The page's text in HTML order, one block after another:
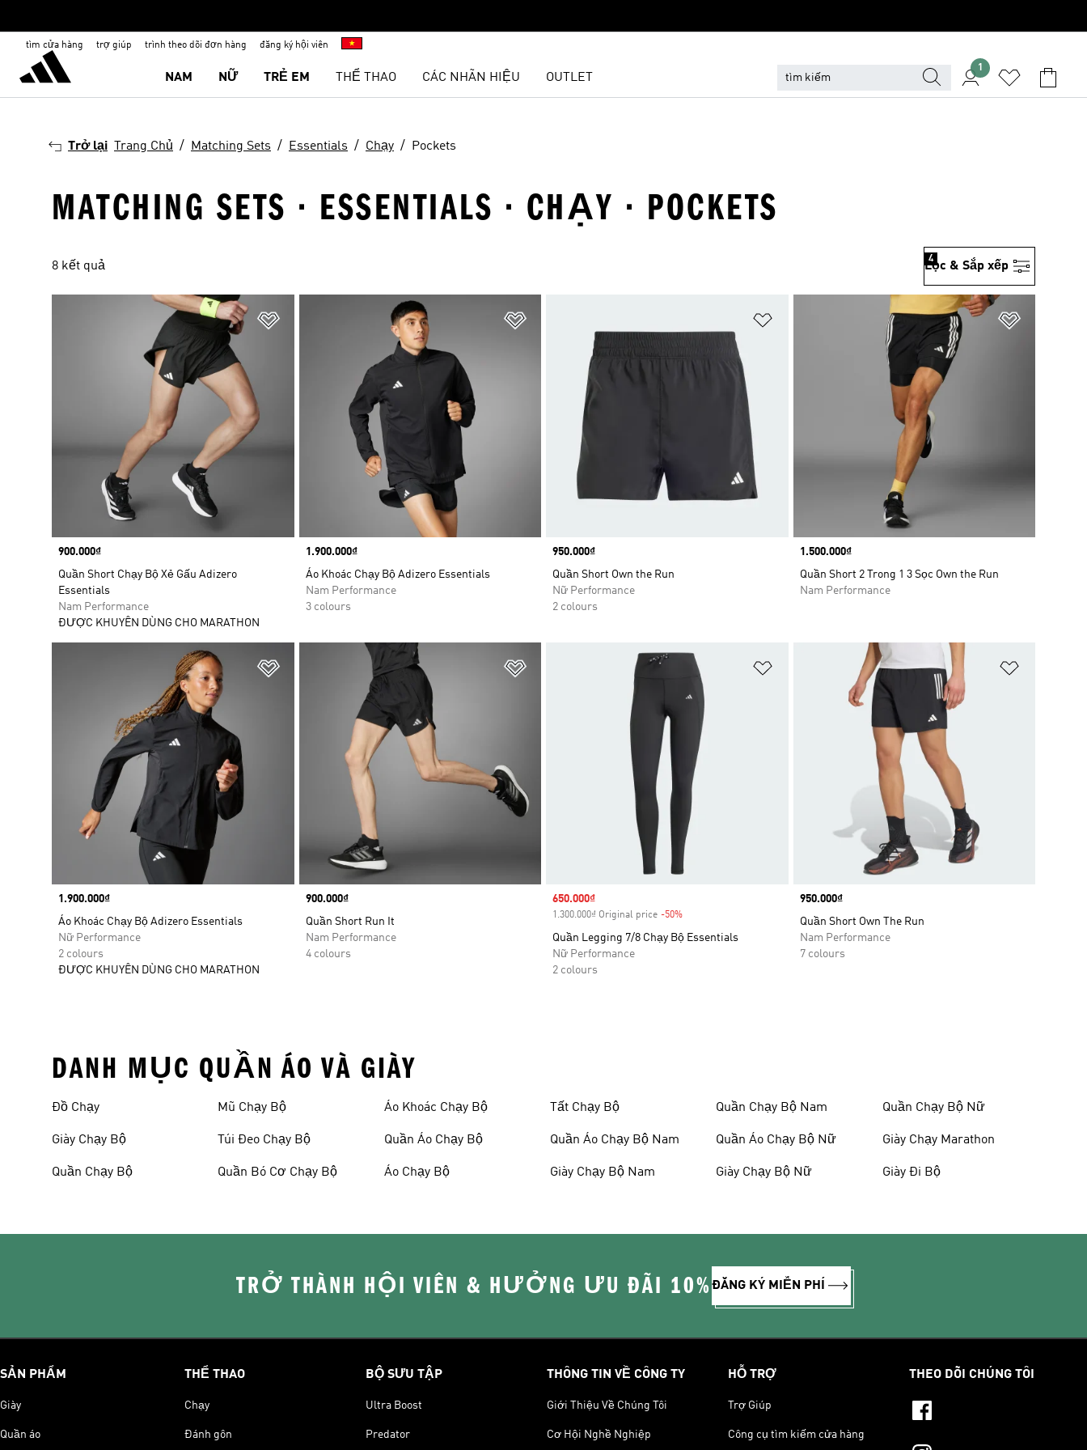
tìm cửa hàng trợ giúp trình theo dõi đơn hàng đăng ký hội viên
NAM NỮ TRẺ EM THỂ THAO CÁC NHÃN HIỆU OUTLET
1
Trở lại Trang Chủ Matching Sets Essentials Chạy Pockets
MATCHING SETS · ESSENTIALS · CHẠY · POCKETS
8 kết quả Lọc & Sắp xếp
4
Price
900.000₫
Quần Short Chạy Bộ Xẻ Gấu Adizero
Essentials
Nam Performance
ĐƯỢC KHUYÊN DÙNG CHO MARATHON
Price
1.900.000₫
Áo Khoác Chạy Bộ Adizero Essentials
Nam Performance
3 colours
Price
950.000₫
Quần Short Own the Run
Nữ Performance
2 colours
Price
1.500.000₫
Quần Short 2 Trong 1 3 Sọc Own the Run
Nam Performance
Price
1.900.000₫
Áo Khoác Chạy Bộ Adizero Essentials
Nữ Performance
2 colours
ĐƯỢC KHUYÊN DÙNG CHO MARATHON
Price
900.000₫
Quần Short Run It
Nam Performance
4 colours
Sale price
650.000₫
1.300.000₫ Original price -50%
Quần Legging 7/8 Chạy Bộ Essentials
Nữ Performance
2 colours
Price
950.000₫
Quần Short Own The Run
Nam Performance
7 colours
DANH MỤC QUẦN ÁO VÀ GIÀY
Đồ Chạy
Giày Chạy Bộ
Quần Chạy Bộ
Mũ Chạy Bộ
Túi Đeo Chạy Bộ
Quần Bó Cơ Chạy Bộ
Áo Khoác Chạy Bộ
Quần Áo Chạy Bộ
Áo Chạy Bộ
Tất Chạy Bộ
Quần Áo Chạy Bộ Nam
Giày Chạy Bộ Nam
Quần Chạy Bộ Nam
Quần Áo Chạy Bộ Nữ
Giày Chạy Bộ Nữ
Quần Chạy Bộ Nữ
Giày Chạy Marathon
Giày Đi Bộ
TRỞ THÀNH HỘI VIÊN & HƯỞNG ƯU ĐÃI 10% ĐĂNG KÝ MIỄN PHÍ
SẢN PHẨM
Giày
Quần áo
THỂ THAO
Chạy
Đánh gôn
BỘ SƯU TẬP
Ultra Boost
Predator
THÔNG TIN VỀ CÔNG TY
Giới Thiệu Về Chúng Tôi
Cơ Hội Nghề Nghiệp
HỖ TRỢ
Trợ Giúp
Công cụ tìm kiếm cửa hàng
THEO DÕI CHÚNG TÔI